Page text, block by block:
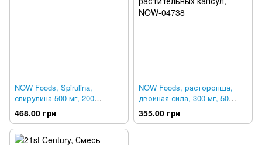
NOW Foods, Spirulina,
спирулина 500 мг, 200
таблеток, NOW-02698
468.00 грн
NOW Foods, расторопша,
двойная сила, 300 мг, 50
растительных капсул, NOW-
04738
355.00 грн